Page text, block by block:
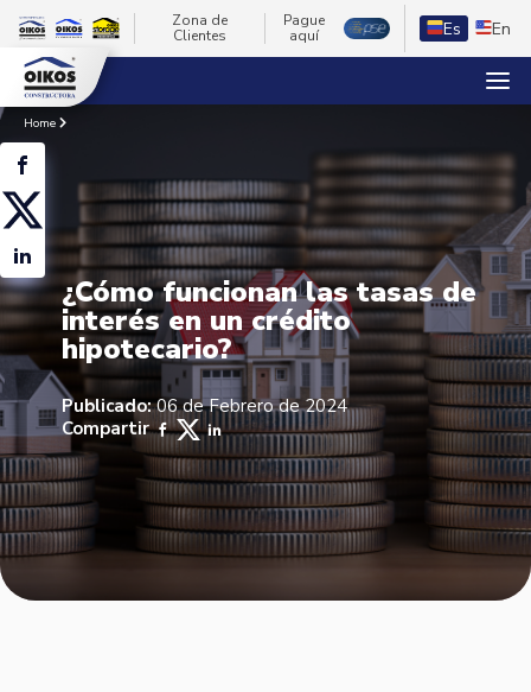
Zona de
Clientes
Pague
aquí
Es En
Home
¿Cómo funcionan las tasas de
interés en un crédito
hipotecario?
Publicado:06 de Febrero de 2024
Compartir